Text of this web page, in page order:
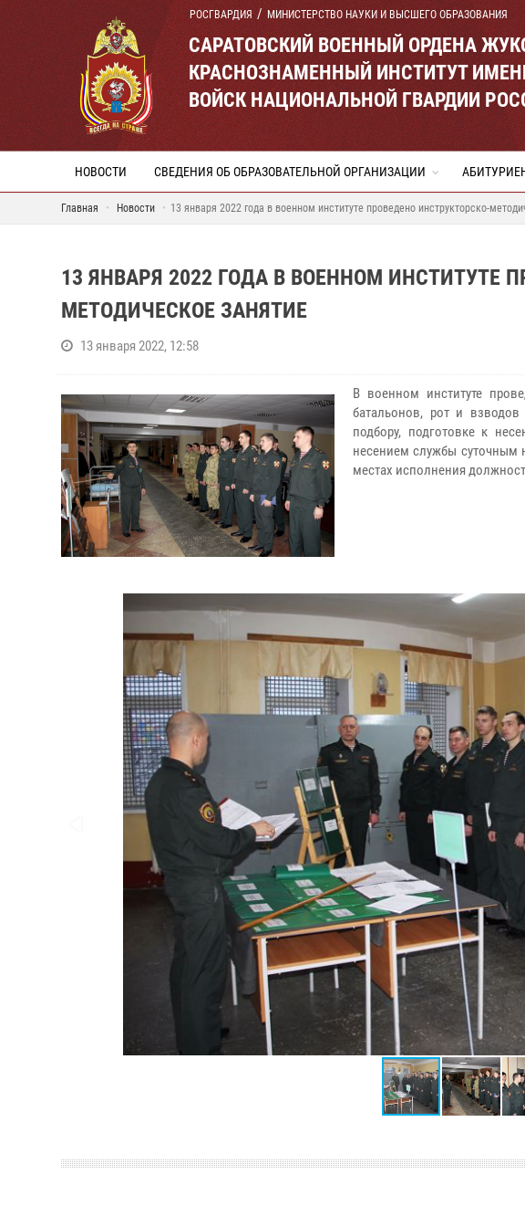
РОСГВАРДИЯ МИНИСТЕРСТВО НАУКИ И ВЫСШЕГО ОБРАЗОВАНИЯ
САРАТОВСКИЙ ВОЕННЫЙ ОРДЕНА
КРАСНОЗНАМЕННЫЙ ИНСТИТУТ
ВОЙСК НАЦИОНАЛЬНОЙ ГВАРДИИ
НОВОСТИ СВЕДЕНИЯ ОБ ОБРАЗОВАТЕЛЬНОЙ ОРГАНИЗАЦИИ
Главная Новости 13 января 2022 года в военном институте проведено инструкторско-
13 ЯНВАРЯ 2022 ГОДА В ВОЕННОМ ИНСТИТУТЕ
МЕТОДИЧЕСКОЕ ЗАНЯТИЕ
13 января 2022, 12:58
В военном институте
батальонов, рот и
подбору, подготовке к
несением службы суточным
местах исполнения